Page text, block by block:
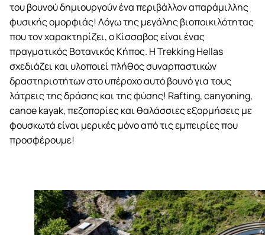
του βουνού δημιουργούν ένα περιβάλλον απαράμιλλης
φυσικής ομορφιάς! Λόγω της μεγάλης βιοποικιλότητας
που τον χαρακτηρίζει, ο Κίσσαβος είναι ένας
πραγματικός Βοτανικός Κήπος. Η Trekking Hellas
σχεδιάζει και υλοποιεί πλήθος συναρπαστικών
δραστηριοτήτων στο υπέροχο αυτό βουνό για τους
λάτρεις της δράσης και της φύσης! Rafting, canyoning,
canoe kayak, πεζοπορίες και θαλάσσιες εξορμήσεις με
φουσκωτά είναι μερικές μόνο από τις εμπειρίες που
προσφέρουμε!